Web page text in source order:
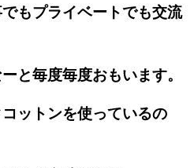
もプライベートでも交流
と毎度毎度おもいます。
ットンを使っているの